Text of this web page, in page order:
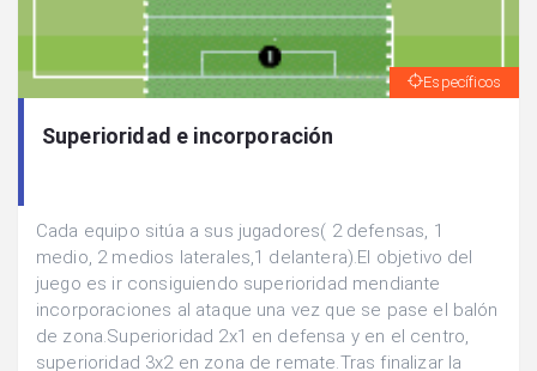
Específicos
Superioridad e incorporación
Cada equipo sitúa a sus jugadores( 2 defensas, 1
medio, 2 medios laterales,1 delantera).El objetivo del
juego es ir consiguiendo superioridad mendiante
incorporaciones al ataque una vez que se pase el balón
de zona.Superioridad 2x1 en defensa y en el centro,
superioridad 3x2 en zona de remate.Tras finalizar la